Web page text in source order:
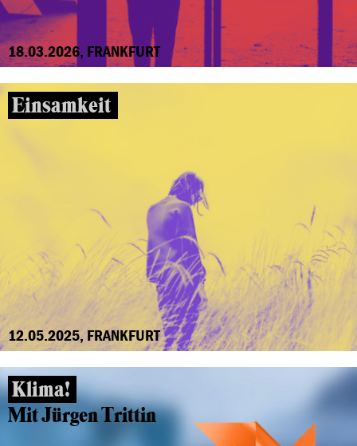
18.03.2026, FRANKFURT
Einsamkeit
12.05.2025, FRANKFURT
Klima!
Mit Jürgen Trittin